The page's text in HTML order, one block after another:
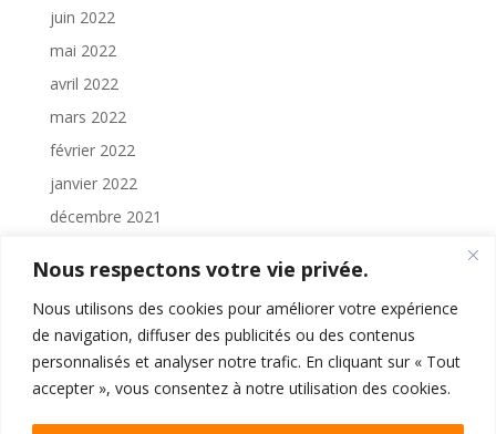
Nous respectons votre vie privée.
Nous utilisons des cookies pour améliorer votre expérience
de navigation, diffuser des publicités ou des contenus
personnalisés et analyser notre trafic. En cliquant sur « Tout
accepter », vous consentez à notre utilisation des cookies.
juin 2022
mai 2022
avril 2022
mars 2022
février 2022
janvier 2022
décembre 2021
octobre 2021
septembre 2021
août 2021
juillet 2021